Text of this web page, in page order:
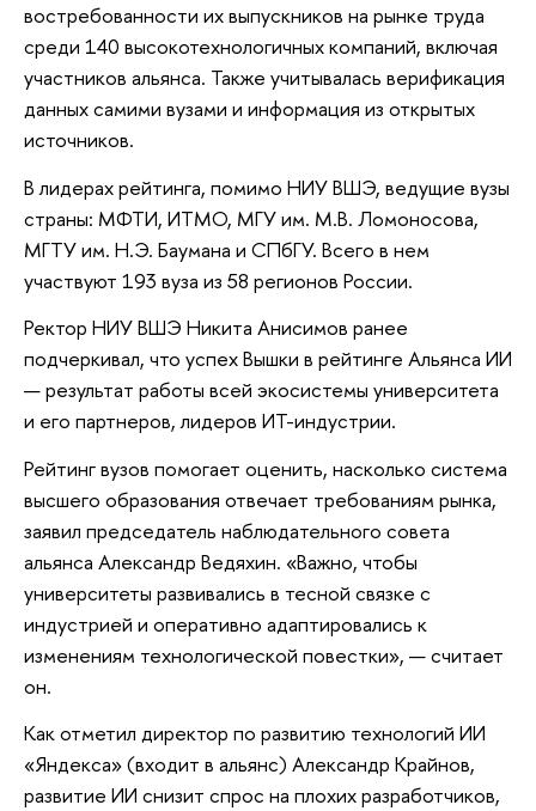
востребованности их выпускников на рынке труда
среди 140 высокотехнологичных компаний, включая
участников альянса. Также учитывалась верификация
данных самими вузами и информация из открытых
источников.
В лидерах рейтинга, помимо НИУ ВШЭ, ведущие вузы
страны: МФТИ, ИТМО, МГУ им. М.В. Ломоносова,
МГТУ им. Н.Э. Баумана и СПбГУ. Всего в нем
участвуют 193 вуза из 58 регионов России.
Ректор НИУ ВШЭ Никита Анисимов ранее
подчеркивал, что успех Вышки в рейтинге Альянса ИИ
— результат работы всей экосистемы университета
и его партнеров, лидеров ИТ-индустрии.
Рейтинг вузов помогает оценить, насколько система
высшего образования отвечает требованиям рынка,
заявил председатель наблюдательного совета
альянса Александр Ведяхин. «Важно, чтобы
университеты развивались в тесной связке с
индустрией и оперативно адаптировались к
изменениям технологической повестки», — считает
он.
Как отметил директор по развитию технологий ИИ
«Яндекса» (входит в альянс) Александр Крайнов,
развитие ИИ снизит спрос на плохих разработчиков,